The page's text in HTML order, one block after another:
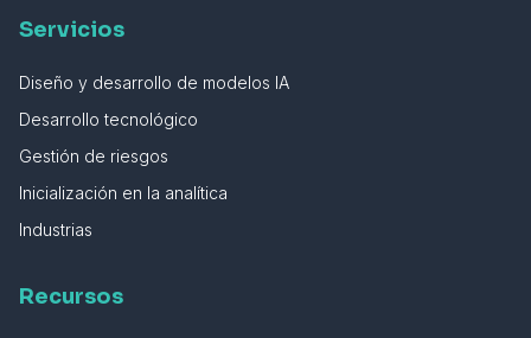
Servicios
Diseño y desarrollo de modelos IA
Desarrollo tecnológico
Gestión de riesgos
Inicialización en la analítica
Industrias
Recursos